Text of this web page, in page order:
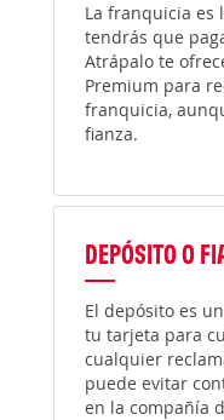
La franquicia es
tendrás que
Atrápalo te
Premium para
franquicia,
fianza.
DEPÓSITO O
El depósito es
tu tarjeta para
cualquier
puede evitar
en la compañía